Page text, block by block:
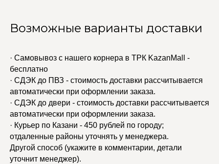
Возможные варианты доставки
· Самовывоз с нашего корнера в ТРК KazanMall -
бесплатно
· СДЭК до ПВЗ - стоимость доставки рассчитывается
автоматически при оформлении заказа.
· СДЭК до двери - стоимость доставки рассчитывается
автоматически при оформлении заказа.
· Курьер по Казани - 450 рублей по городу;
отдаленные районы уточнять у менеджера.
Другой способ (укажите в комментарии, детали
уточнит менеджер).